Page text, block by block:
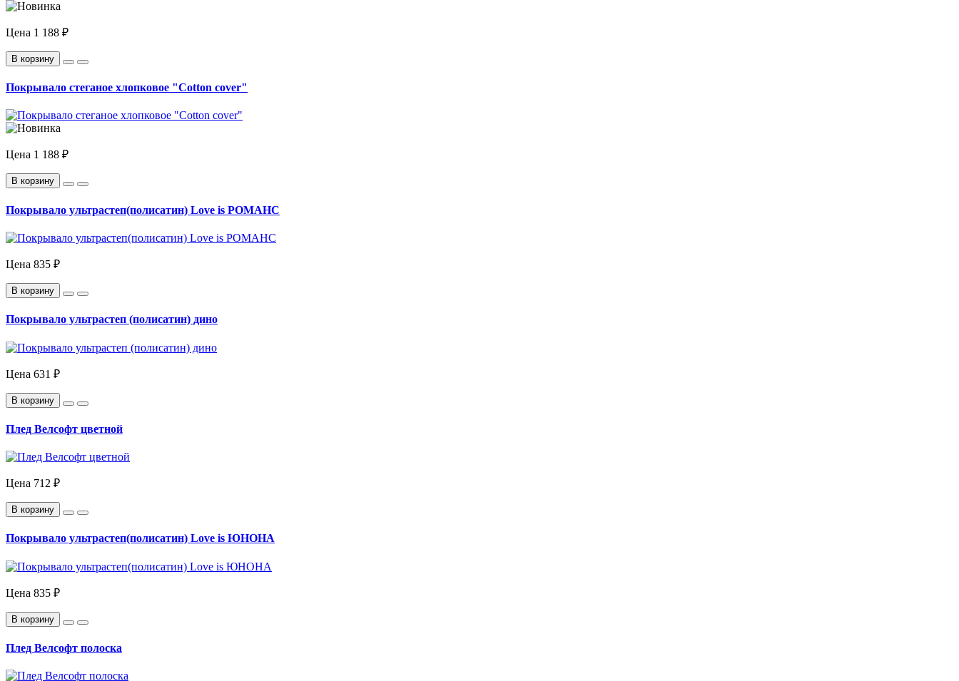
Цена 1 188 ₽
В корзину
Покрывало стеганое хлопковое "Cotton cover"
Цена 1 188 ₽
В корзину
Покрывало ультрастеп(полисатин) Love is РОМАНС
Цена 835 ₽
В корзину
Покрывало ультрастеп (полисатин) дино
Цена 631 ₽
В корзину
Плед Велсофт цветной
Цена 712 ₽
В корзину
Покрывало ультрастеп(полисатин) Love is ЮНОНА
Цена 835 ₽
В корзину
Плед Велсофт полоска